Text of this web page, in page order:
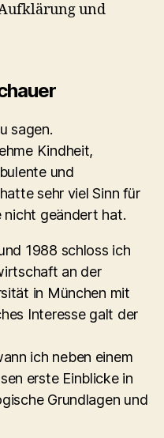
und
sagen.
Kindheit,
und
sehr viel Sinn für
nicht geändert hat.
1988 schloss ich
an der
in München mit
Interesse galt der
ich neben einem
erste Einblicke in
Grundlagen und